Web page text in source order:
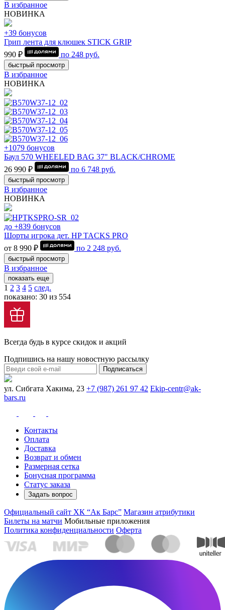
В избранное
НОВИНКА
+39 бонусов
Грип лента для клюшек STICK GRIP
990 ₽
по 248 руб.
быстрый просмотр
В избранное
НОВИНКА
+1079 бонусов
Баул 570 WHEELED BAG 37" BLACK/CHROME
26 990 ₽
по 6 748 руб.
быстрый просмотр
В избранное
НОВИНКА
до +839 бонусов
Шорты игрока дет. HP TACKS PRO
от 8 990 ₽
по 2 248 руб.
быстрый просмотр
В избранное
показать еще
1 2 3 4 5 след.
показано: 30 из 554
Всегда будь в курсе скидок и акций
Подпишись на нашу новостную рассылку
Подписаться
ул. Сибгата Хакима, 23 +7 (987) 261 97 42 Ekip-centr@ak-
bars.ru
Контакты
Оплата
Доставка
Возврат и обмен
Размерная сетка
Бонусная программа
Статус заказа
Задать вопрос
Официальный сайт ХК “Ак Барс” Магазин атрибутики
Билеты на матчи Мобильные приложения
Политика конфиденциальности Оферта